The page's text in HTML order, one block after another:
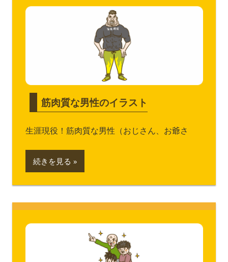
筋肉質な男性のイラスト
生涯現役！筋肉質な男性（おじさん、お爺さ
続きを見る